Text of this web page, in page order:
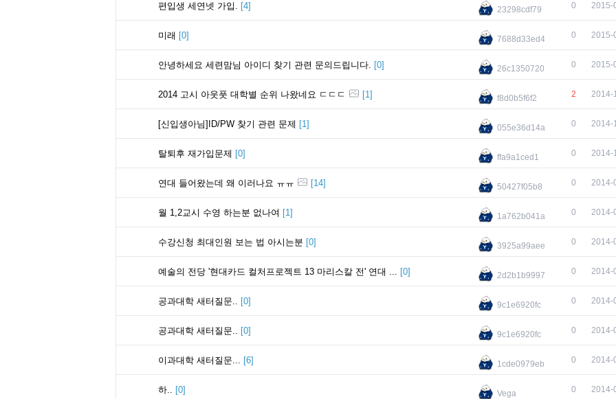
편입생 세연넷 가입. [4] 23298cdf79 0 2015-
미래 [0] 7688d33ed4 0 2015-
안녕하세요 세련맘님 아이디 찾기 관련 문의드립니다. [0] 26c1350720 0 2015-
2014 고시 아웃풋 대학별 순위 나왔네요 ㄷㄷㄷ [1] f8d0b5f6f2 2 2014-
[신입생아님]ID/PW 찾기 관련 문제 [1] 055e36d14a 0 2014-
탈퇴후 재가입문제 [0] ffa9a1ced1 0 2014-
연대 들어왔는데 왜 이러나요 ㅠㅠ [14] 50427f05b8 0 2014-
월 1,2교시 수영 하는분 없나여 [1] 1a762b041a 0 2014-
수강신청 최대인원 보는 법 아시는분 [0] 3925a99aee 0 2014-
예술의 전당 '현대카드 컬처프로젝트 13 마리스칼 전' 연대 ... [0] 2d2b1b9997 0 2014-
공과대학 새터질문.. [0] 9c1e6920fc 0 2014-
공과대학 새터질문.. [0] 9c1e6920fc 0 2014-
이과대학 새터질문... [6] 1cde0979eb 0 2014-
하.. [0] Vega 0 2014-